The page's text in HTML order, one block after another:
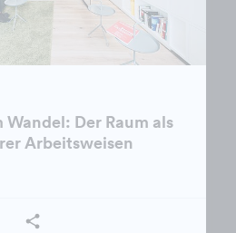
Der Raum als
Arbeitsweisen